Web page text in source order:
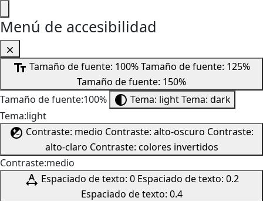
Menú de accesibilidad
Tamaño de fuente: 100%Tamaño de fuente: 125%
Tamaño de fuente: 150%
Tamaño de fuente:100%
Tema: lightTema: dark
Tema:light
Contraste: medio Contraste: alto-oscuro Contraste:
alto-claro Contraste: colores invertidos
Contraste:medio
Espaciado de texto: 0 Espaciado de texto: 0.2
Espaciado de texto: 0.4